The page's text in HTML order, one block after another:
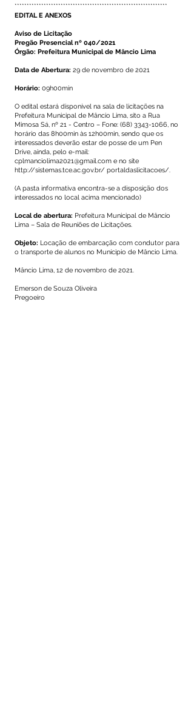
***************************************************************
EDITAL E ANEXOS
Aviso de Licitação
Pregão Presencial nº 040/2021
Órgão: Prefeitura Municipal de Mâncio Lima
Data de Abertura: 29 de novembro de 2021
Horário: 09h00min
O edital estará disponível na sala de licitações na
Prefeitura Municipal de Mâncio Lima, sito a Rua
Mimosa Sá, nº 21 - Centro – Fone: (68) 3343-1066, no
horário das 8h00min às 12h00min, sendo que os
interessados deverão estar de posse de um Pen
Drive, ainda, pelo e-mail:
cplmanciolima2021@gmail.com e no site
http://sistemas.tce.ac.gov.br/ portaldaslicitacoes/.
(A pasta informativa encontra-se a disposição dos
interessados no local acima mencionado)
Local de abertura: Prefeitura Municipal de Mâncio
Lima – Sala de Reuniões de Licitações.
Objeto: Locação de embarcação com condutor para
o transporte de alunos no Munícipio de Mâncio Lima.
Mâncio Lima, 12 de novembro de 2021.
Emerson de Souza Oliveira
Pregoeiro